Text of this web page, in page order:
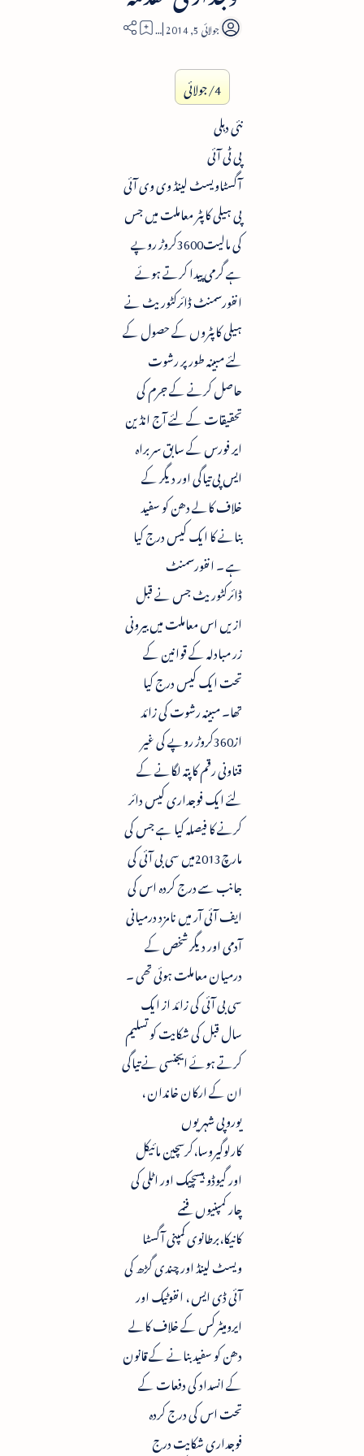
2
4/جولائی
نئی دہلی
پی ٹی آئی
آگسٹاویسٹ لینڈ وی وی آئی
پی ہیلی کاپٹر معاملت میں جس
کی مالیت3600کروڑ روپے
ہے گرمی پیدا کرتے ہوئے
انفورسمنٹ ڈائرکٹوریٹ نے
ہیلی کاپٹروں کے حصول کے
لئے مبینہ طور پر رشوت
حاصل کرنے کے جرم کی
تحقیقات کے لئے آج انڈین
ایر فورس کے سابق سربراہ
ایس پی تیاگی اور دیگر کے
خلاف کالے دھن کو سفید
بنانے کا ایک کیس درج کیا
ہے ۔ انفورسمنٹ
ڈائرکٹوریٹ جس نے قبل
ازیں اس معاملت میں بیرونی
زر مبادلہ کے قوانین کے
تحت ایک کیس درج کیا
تھا۔ مبینہ رشوت کی زائد
از360کروڑ روپے کی غیر
قناونی رقم کا پتہ لگانے کے
لئے ایک فوجداری کیس دائر
کرنے کا فیصلہ کیا ہے جس کی
مارچ2013میں سی بی آئی کی
جانب سے درج کردہ اس کی
ایف آئی آر میں نامزد درمیانی
آدمی اور دیگر شخص کے
درمیان معاملت ہوئی تھی ۔
سی بی آئی کی زائد از ایک
سال قبل کی شکایت کو تسلیم
کرتے ہوئے ایجنسی نے تیاگی
ان کے ارکان خاندان ،
یوروپی شہریوں
کارلوگیروسا،کرسچین مائیکل
اور گیوڈو ہیسچیک اور اٹلی کی
چار کمپنیوں فنمے
کانیکا،برطانوی کمپنی آگسٹا
ویسٹ لینڈ اور چندی گڑھ کی
آئی ڈی ایس ، انفوٹیک اور
ایرومیٹرکس کے خلاف کالے
دھن کو سفید بنانے کے قانون
کے انسداد کی دفعات کے
تحت اس کی درج کردہ
فوجداری شکایت درج